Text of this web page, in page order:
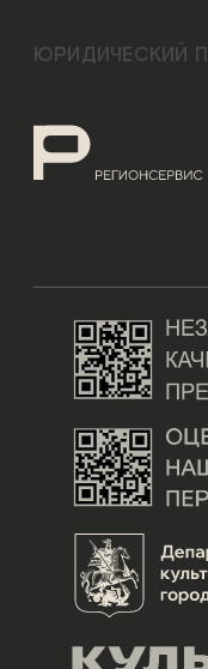
ЮРИДИЧЕСКИЙ